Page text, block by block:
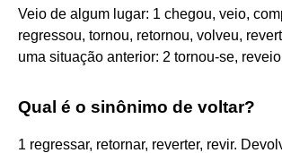
Veio de algum lugar: 1 chegou, veio,
regressou, tornou, retornou, volveu,
uma situação anterior: 2 tornou-se,
Qual é o sinônimo de voltar?
1 regressar, retornar, reverter, revir.